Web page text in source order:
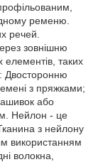
ременю.
речей.
зовнішню
таких
Двосторонню
з пряжками;
або
Нейлон - це
з нейлону
використанням
волокна,